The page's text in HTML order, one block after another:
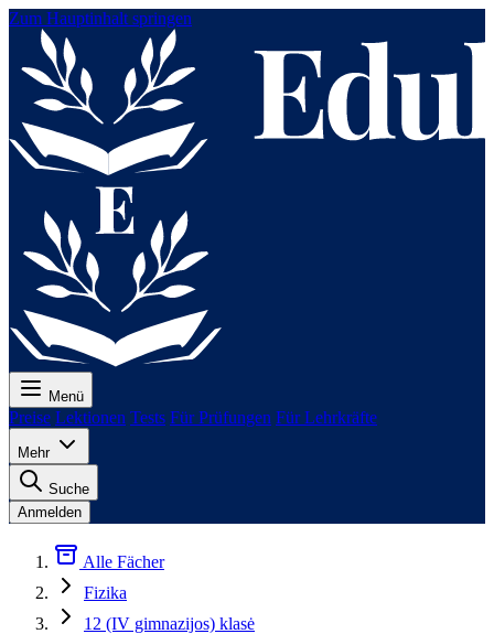
Zum Hauptinhalt springen
Menü
Preise Lektionen Tests Für Prüfungen Für Lehrkräfte
Mehr
Suche
Anmelden
Alle Fächer
Fizika
12 (IV gimnazijos) klasė